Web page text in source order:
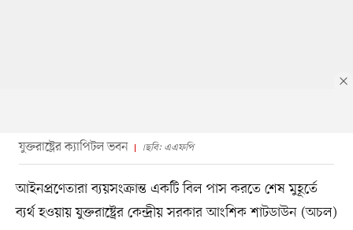
যুক্তরাষ্ট্রের ক্যাপিটল ভবন ।ছবি: এএফপি
আইনপ্রণেতারা ব্যয়সংক্রান্ত একটি বিল পাস করতে শেষ মুহূর্তে
ব্যর্থ হওয়ায় যুক্তরাষ্ট্রের কেন্দ্রীয় সরকার আংশিক শাটডাউন (অচল)